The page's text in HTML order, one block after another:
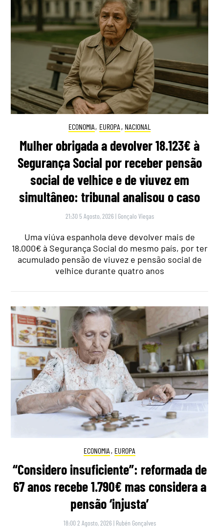
ECONOMIA, EUROPA , NACIONAL
Mulher obrigada a devolver 18.123€ à
Segurança Social por receber pensão
social de velhice e de viuvez em
simultâneo: tribunal analisou o caso
21:30 5 Agosto, 2026 | Gonçalo Viegas
Uma viúva espanhola deve devolver mais de
18.000€ à Segurança Social do mesmo país, por ter
acumulado pensão de viuvez e pensão social de
velhice durante quatro anos
ECONOMIA , EUROPA
“Considero insuficiente”: reformada de
67 anos recebe 1.790€ mas considera a
pensão ‘injusta’
18:00 2 Agosto, 2026 | Rubén Gonçalves